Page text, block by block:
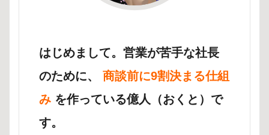
はじめまして。営業が苦手な社長
のために、 商談前に9割決まる仕組
み を作っている億人（おくと）で
す。